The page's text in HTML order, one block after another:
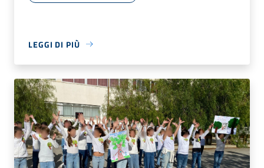
LEGGI DI PIÙ